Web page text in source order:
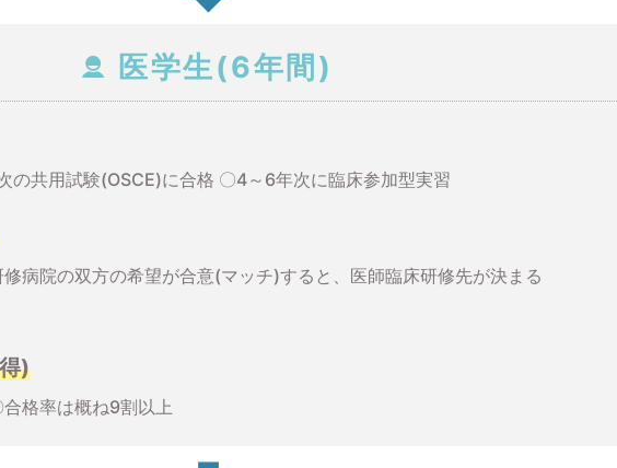
医学生(6年間)
の共用試験(OSCE)に合格 〇4～6年次に臨床参加型実習
病院の双方の希望が合意(マッチ)すると、医師臨床研修先が決まる
)
格率は概ね9割以上